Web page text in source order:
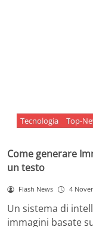
Tecnologia Top-
Come generare
un testo
Flash News 4
Un sistema di
immagini basate